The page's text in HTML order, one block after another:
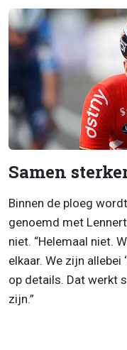
Samen
Binnen de ploeg
genoemd met
niet. “Helemaal niet.
elkaar. We zijn allebei
op details. Dat werkt
zijn.”